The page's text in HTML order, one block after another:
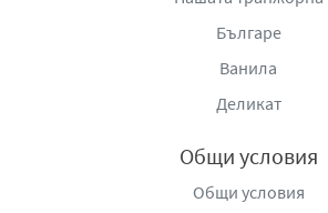
Българе
Ванила
Деликат
Общи условия
Общи условия